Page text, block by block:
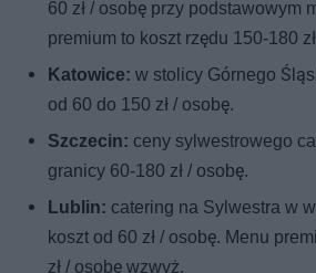
60 zł / osobę przy podstawowym
premium to koszt rzędu 150-180
Katowice: w stolicy Górnego
od 60 do 150 zł / osobę.
Szczecin: ceny sylwestrowego
granicy 60-180 zł / osobę.
Lublin: catering na Sylwestra w
koszt od 60 zł / osobę. Menu
zł / osobę wzwyż.